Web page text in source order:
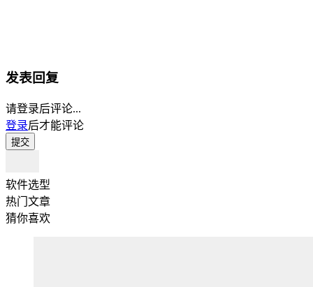
发表回复
请登录后评论...
登录后才能评论
提交
软件选型
热门文章
猜你喜欢